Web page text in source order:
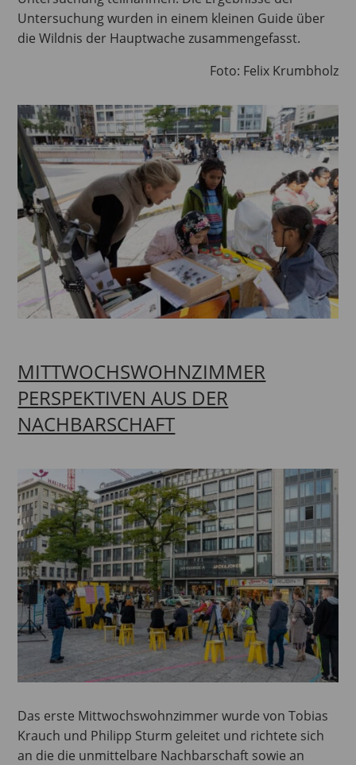
Untersuchung wurden in einem kleinen Guide über
die Wildnis der Hauptwache zusammengefasst.
Foto: Felix Krumbholz
MITTWOCHSWOHNZIMMER
PERSPEKTIVEN AUS DER
NACHBARSCHAFT
Das erste Mittwochswohnzimmer wurde von Tobias
Krauch und Philipp Sturm geleitet und richtete sich
an die die unmittelbare Nachbarschaft sowie an